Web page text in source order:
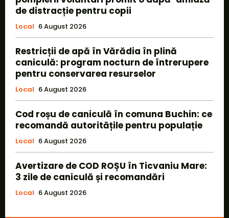
de distracție pentru copii
Local 6 August 2026
Restricții de apă în Vărădia în plină
caniculă: program nocturn de întrerupere
pentru conservarea resurselor
Local 6 August 2026
Cod roșu de caniculă în comuna Buchin: ce
recomandă autoritățile pentru populație
Local 6 August 2026
Avertizare de COD ROȘU în Ticvaniu Mare:
3 zile de caniculă și recomandări
Local 6 August 2026